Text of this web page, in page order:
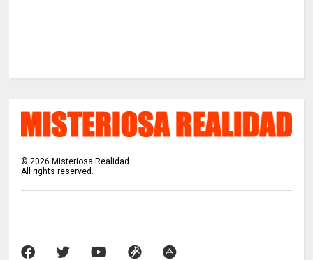
©2026 Misteriosa Realidad
All rights reserved.